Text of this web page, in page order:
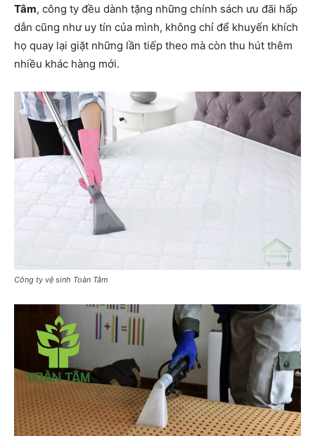
Tâm, công ty đều dành tặng những chính sách ưu đãi hấp
dẫn cũng như uy tín của mình, không chỉ để khuyến khích
họ quay lại giặt những lần tiếp theo mà còn thu hút thêm
nhiều khác hàng mới.
Công ty vệ sinh Toàn Tâm